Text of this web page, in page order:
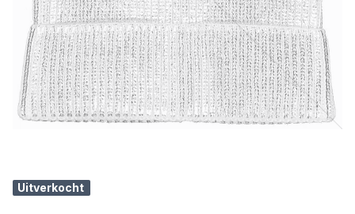
Uitverkocht